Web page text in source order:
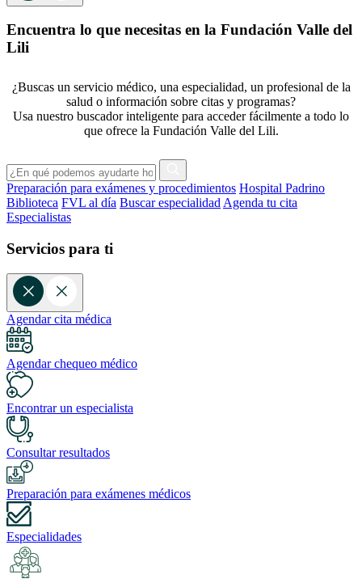
Encuentra lo que necesitas en la Fundación Valle del
Lili
¿Buscas un servicio médico, una especialidad, un profesional de la
salud o información sobre citas y programas?
Usa nuestro buscador inteligente para acceder fácilmente a todo lo
que ofrece la Fundación Valle del Lili.
Preparación para exámenes y procedimientos Hospital Padrino
Biblioteca FVL al día Buscar especialidad Agenda tu cita
Especialistas
Servicios para ti
Agendar cita médica
Agendar chequeo médico
Encontrar un especialista
Consultar resultados
Preparación para exámenes médicos
Especialidades